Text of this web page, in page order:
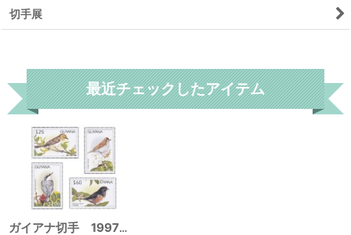
切手展
最近チェックしたアイテム
ガイアナ切手 1997年 鳥 ヒメゴジュウカラ 4種